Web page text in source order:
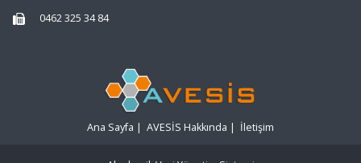
0462 325 34 84
Ana Sayfa | AVESİS Hakkında | İletişim